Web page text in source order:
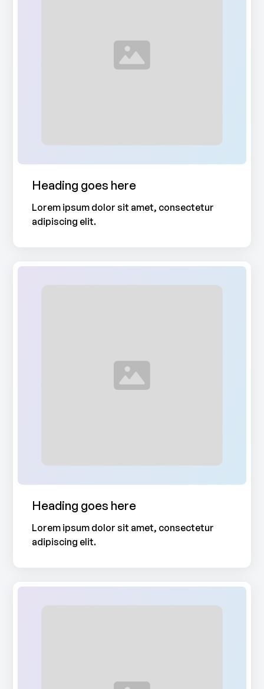
Heading goes here
Lorem ipsum dolor sit amet, consectetur
adipiscing elit.
Heading goes here
Lorem ipsum dolor sit amet, consectetur
adipiscing elit.